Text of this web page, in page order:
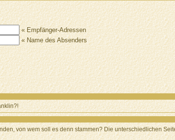
« Empfänger-Adressen
« Name des Absenders
von wem soll es denn stammen? Die unterschiedlichen